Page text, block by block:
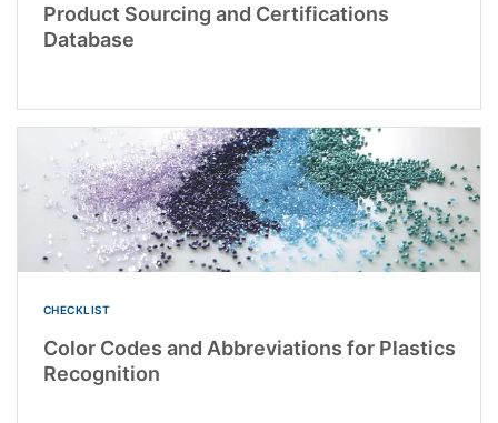
Product Sourcing and Certifications
Database
CHECKLIST
Color Codes and Abbreviations for Plastics
Recognition